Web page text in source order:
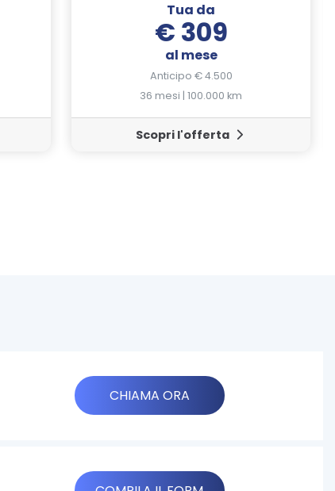
Tua da
€ 309
al mese
Anticipo € 4.500
36 mesi | 100.000 km
Scopri l'offerta
CHIAMA ORA